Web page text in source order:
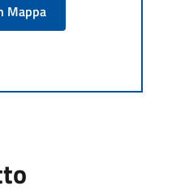
Mappa